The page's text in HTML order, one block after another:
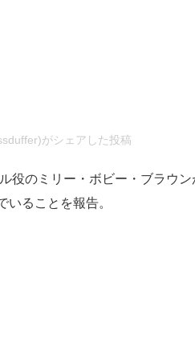
がシェアした投稿
役のミリー・ボビー・ブラウ
ることを報告。